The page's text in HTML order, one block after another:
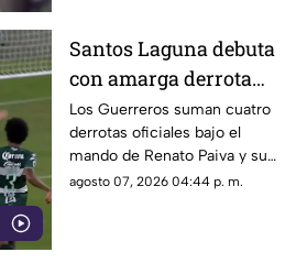
Santos Laguna debuta
con amarga derrota
ante el New York City
en la Leagues Cup
Los Guerreros suman cuatro
derrotas oficiales bajo el
mando de Renato Paiva y su
próximo reto será ante el
agosto 07, 2026 04:44 p. m.